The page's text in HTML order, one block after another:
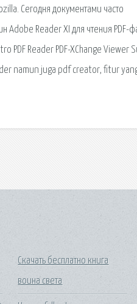
Сегодня документами часто
Reader XI для чтения PDF-
PDF Reader PDF-XChange Viewer
namun juga pdf creator, fitur
Скачать бесплатно книга
воина света